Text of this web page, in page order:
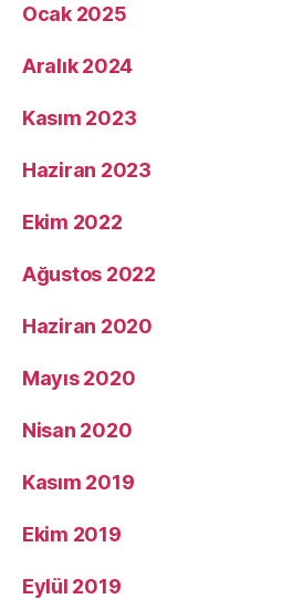
Ocak 2025
Aralık 2024
Kasım 2023
Haziran 2023
Ekim 2022
Ağustos 2022
Haziran 2020
Mayıs 2020
Nisan 2020
Kasım 2019
Ekim 2019
Eylül 2019